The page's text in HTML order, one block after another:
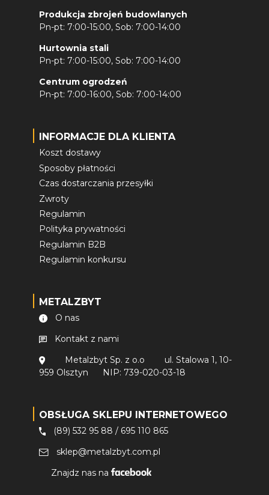
Produkcja zbrojeń budowlanych
Pn-pt: 7:00-15:00, Sob: 7:00-14:00
Hurtownia stali
Pn-pt: 7:00-15:00, Sob: 7:00-14:00
Centrum ogrodzeń
Pn-pt: 7:00-16:00, Sob: 7:00-14:00
INFORMACJE DLA KLIENTA
Koszt dostawy
Sposoby płatności
Czas dostarczania przesyłki
Zwroty
Regulamin
Polityka prywatności
Regulamin B2B
Regulamin konkursu
METALZBYT
O nas
Kontakt z nami
Metalzbyt Sp. z o.o
ul. Stalowa 1, 10-
959 Olsztyn
NIP: 739-020-03-18
OBSŁUGA SKLEPU INTERNETOWEGO
(89) 532 95 88 / 695 110 865
sklep@metalzbyt.com.pl
Znajdz nas na